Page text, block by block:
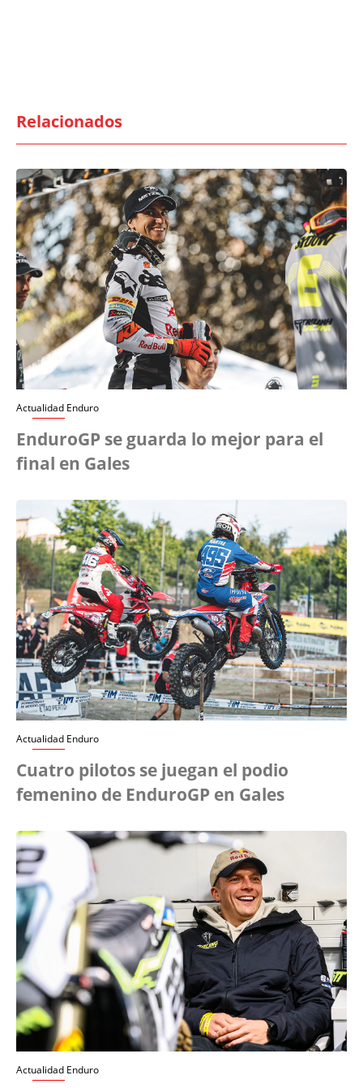
Relacionados
Actualidad Enduro
EnduroGP se guarda lo mejor para el
final en Gales
Actualidad Enduro
Cuatro pilotos se juegan el podio
femenino de EnduroGP en Gales
Actualidad Enduro